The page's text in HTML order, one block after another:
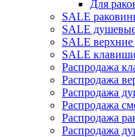
Для
SALE
SALE
SALE
SALE клавиши
Распродажа
Распродажа
Распродажа
Распродажа
Распродажа
Распродажа